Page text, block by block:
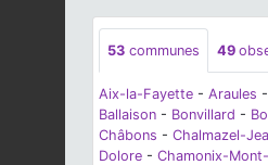
53 communes 49
Aix-la-Fayette - Araules -
Ballaison - Bonvillard -
Châbons - Chalmazel-
Dolore - Chamonix-